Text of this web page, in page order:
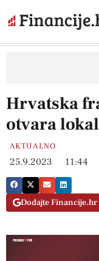
Hrvatska
otvara
AKTUALNO
25.9.2023 11:44
Dodajte